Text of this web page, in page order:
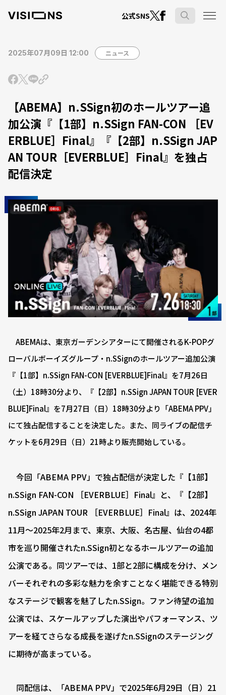
公式SNS
2025年07月09日 12:00 ニュース
【ABEMA】n.SSign初のホールツアー追
加公演『【1部】n.SSign FAN-CON ［EV
ERBLUE］Final』『【2部】n.SSign JAP
AN TOUR［EVERBLUE］Final』を独占
配信決定
ABEMAは、東京ガーデンシアターにて開催されるK-POPグ
ローバルボーイズグループ・n.SSignのホールツアー追加公演
『【1部】n.SSign FAN-CON [EVERBLUE]Final』を7月26日
（土）18時30分より、『【2部】n.SSign JAPAN TOUR [EVER
BLUE]Final』を7月27日（日）18時30分より「ABEMA PPV」
にて独占配信することを決定した。また、同ライブの配信チ
ケットを6月29日（日）21時より販売開始している。
今回「ABEMA PPV」で独占配信が決定した『【1部】
n.SSign FAN-CON ［EVERBLUE］Final』と、『【2部】
n.SSign JAPAN TOUR ［EVERBLUE］Final』は、2024年
11月～2025年2月まで、東京、大阪、名古屋、仙台の4都
市を巡り開催されたn.SSign初となるホールツアーの追加
公演である。同ツアーでは、1部と2部に構成を分け、メン
バーそれぞれの多彩な魅力を余すことなく堪能できる特別
なステージで観客を魅了したn.SSign。ファン待望の追加
公演では、スケールアップした演出やパフォーマンス、ツ
アーを経てさらなる成長を遂げたn.SSignのステージング
に期待が高まっている。
同配信は、「ABEMA PPV」で2025年6月29日（日）21